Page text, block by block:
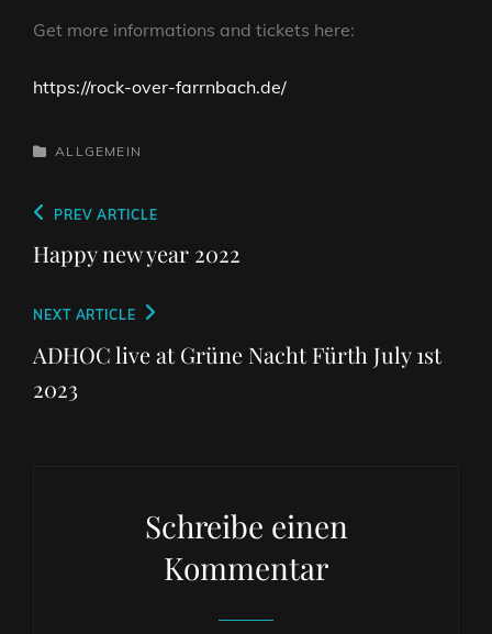
Get more informations and tickets here:
https://rock-over-farrnbach.de/
CATEGORIES
ALLGEMEIN
Beitragsnavigation
Previous
Post
PREV ARTICLE
Happy new year 2022
Next
Post
NEXT ARTICLE
ADHOC live at Grüne Nacht Fürth July 1st
2023
Schreibe einen
Kommentar